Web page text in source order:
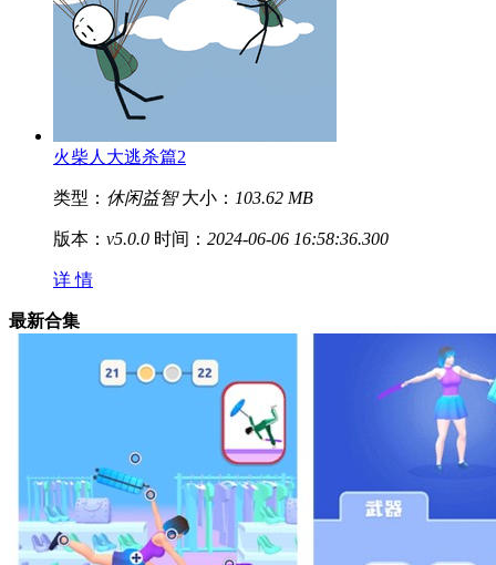
火柴人大逃杀篇2
类型： 休闲益智 大小： 103.62 MB
版本： v5.0.0 时间： 2024-06-06 16:58:36.300
详 情
最新合集